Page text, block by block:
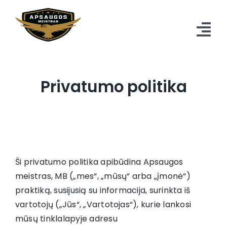
content
Vaizdo stebėjimas
Telefonspynės ir praėjimo kontrolė
Kontaktai
Privatumo politika
Ši privatumo politika apibūdina Apsaugos
meistras, MB („mes“, „mūsų“ arba „įmonė“)
praktiką, susijusią su informacija, surinkta iš
vartotojų („Jūs“, „Vartotojas“), kurie lankosi
mūsų tinklalapyje adresu